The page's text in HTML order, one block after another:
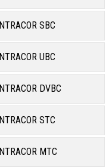
SBC
UBC
DVBC
STC
MTC